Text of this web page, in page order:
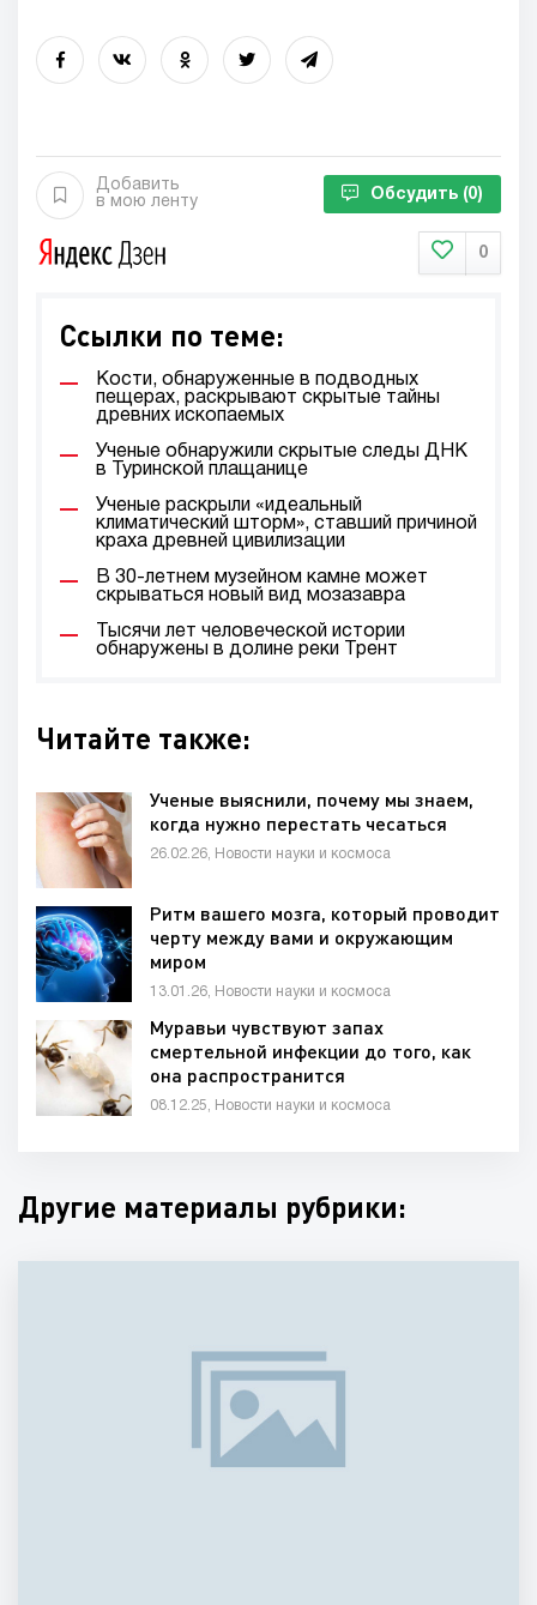
Добавить
в мою ленту
Обсудить (0)
0
Ссылки по теме:
Кости, обнаруженные в подводных
пещерах, раскрывают скрытые тайны
древних ископаемых
Ученые обнаружили скрытые следы ДНК
в Туринской плащанице
Ученые раскрыли «идеальный
климатический шторм», ставший причиной
краха древней цивилизации
В 30-летнем музейном камне может
скрываться новый вид мозазавра
Тысячи лет человеческой истории
обнаружены в долине реки Трент
Читайте также:
Ученые выяснили, почему мы знаем,
когда нужно перестать чесаться
26.02.26, Новости науки и космоса
Ритм вашего мозга, который проводит
черту между вами и окружающим
миром
13.01.26, Новости науки и космоса
Муравьи чувствуют запах
смертельной инфекции до того, как
она распространится
08.12.25, Новости науки и космоса
Другие материалы рубрики: